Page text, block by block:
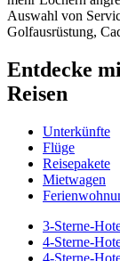
Auswahl von
Golfausrüstung,
Entdecke
Reisen
Unterkünfte
Flüge
Reisepakete
Mietwagen
3-Sterne-
4-Sterne-
4-Sterne-